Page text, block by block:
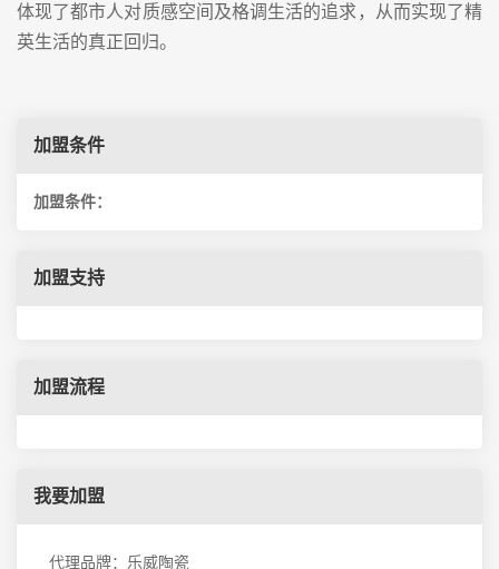
体现了都市人对质感空间及格调生活的追求，从而实现了精
英生活的真正回归。
加盟条件
加盟条件：
加盟支持
加盟流程
我要加盟
代理品牌：乐威陶瓷